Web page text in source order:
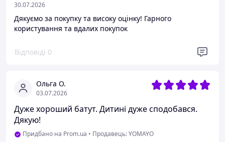
30.07.2026
Дякуємо за покупку та високу оцінку! Гарного
користування та вдалих покупок
Відповіді 0
Ольга О.
03.07.2026
Дуже хороший батут. Дитині дуже сподобався.
Дякую!
Придбано на Prom.ua • Продавець: YOMAYO